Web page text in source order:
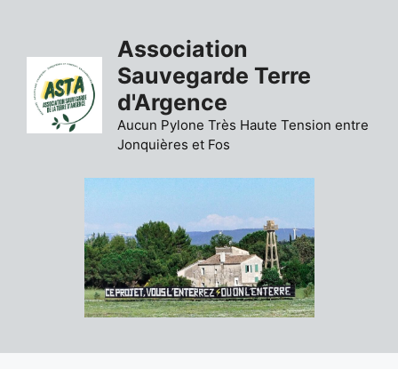
contenu
Association
Sauvegarde Terre
d'Argence
Aucun Pylone Très Haute Tension entre
Jonquières et Fos